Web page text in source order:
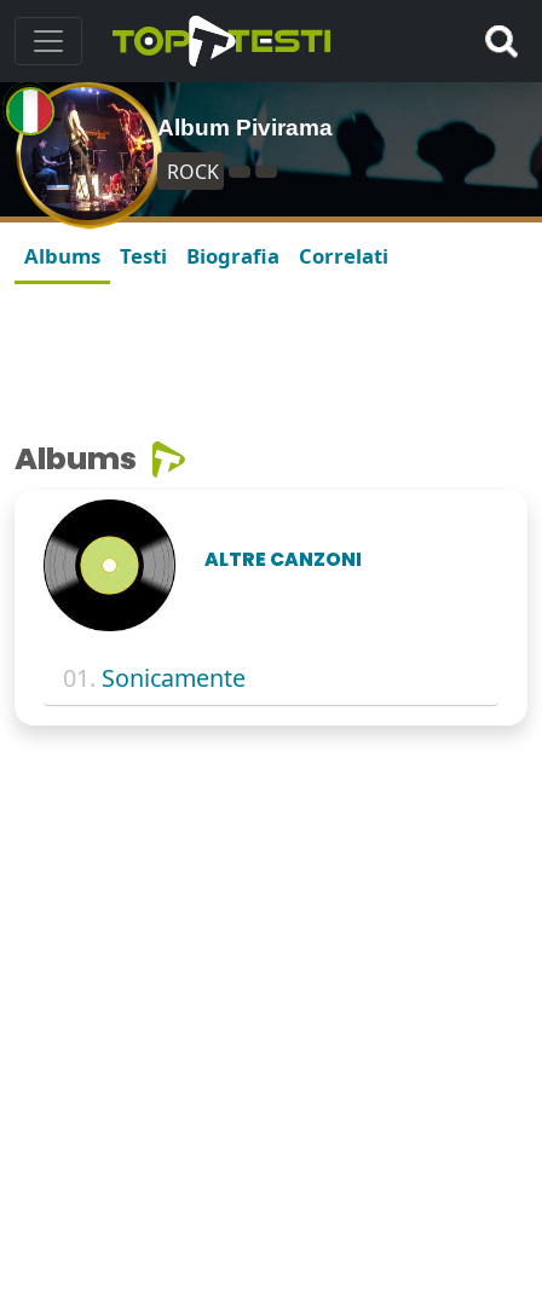
Album Pivirama
ROCK
Albums Testi Biografia Correlati
Albums
ALTRE CANZONI
01. Sonicamente